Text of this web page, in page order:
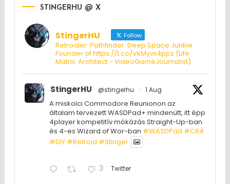
STINGERHU @ X
StingerHU Follow
Retroider. Pathfinder. Deep Space Junkie.
Founder of https://t.co/VkMyvx4ppz (Life
Matrix: Architect - VideoGameJournalist)
StingerHU @stingerhu · 1 Aug
A miskolci Commodore Reunionon az
általam tervezett WASDPad+ mindenütt, itt épp
4player kompetitív mókázás Straight-Up-ban
és 4-es Wizard of Wor-ban #WASDPad #C64
#DIY #Retroid #Stinger
3 Twitter